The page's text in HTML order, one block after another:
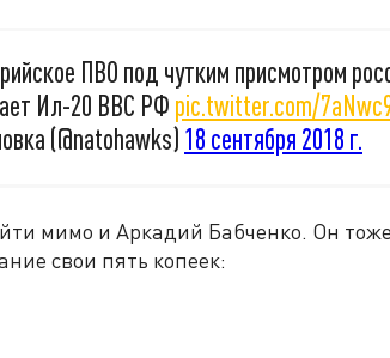
ПВО под чутким присмотром
Ил-20 ВВС РФ pic.twitter.com/
(@natohawks) 18 сентября 2018 г.
мимо и Аркадий Бабченко. Он
свои пять копеек: